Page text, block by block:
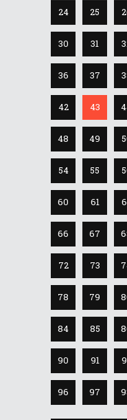
24 25
30 31
36 37
42 43
48 49
54 55
60 61
66 67
72 73
78 79
84 85
90 91
96 97